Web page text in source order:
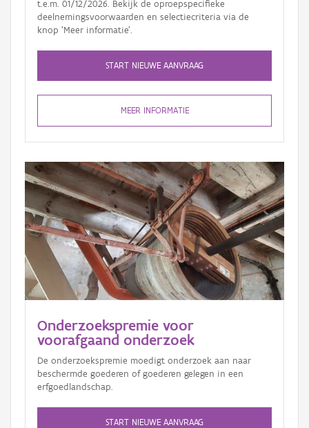
t.e.m. 01/12/2026. Bekijk de oproepspecifieke
deelnemingsvoorwaarden en selectiecriteria via de
knop 'Meer informatie'.
START NIEUWE AANVRAAG
MEER INFORMATIE
Onderzoekspremie voor
voorafgaand onderzoek
De onderzoekspremie moedigt onderzoek aan naar
beschermde goederen of goederen gelegen in een
erfgoedlandschap.
START NIEUWE AANVRAAG